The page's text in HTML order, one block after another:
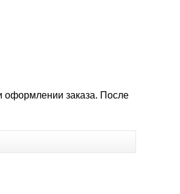
оформлении заказа. После